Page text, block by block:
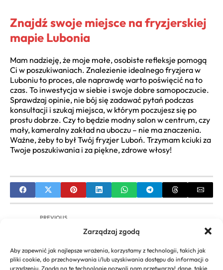
Zarządzaj zgodą
Aby zapewnić jak najlepsze wrażenia, korzystamy z technologii, takich jak
pliki cookie, do przechowywania i/lub uzyskiwania dostępu do informacji o
urządzeniu. Zgoda na te technologie pozwoli nam przetwarzać dane, takie
Znajdź swoje miejsce na fryzjerskiej
mapie Lubonia
Mam nadzieję, że moje małe, osobiste refleksje pomogą
Ci w poszukiwaniach. Znalezienie idealnego fryzjera w
Luboniu to proces, ale naprawdę warto poświęcić na to
czas. To inwestycja w siebie i swoje dobre samopoczucie.
Sprawdzaj opinie, nie bój się zadawać pytań podczas
konsultacji i szukaj miejsca, w którym poczujesz się po
prostu dobrze. Czy to będzie modny salon w centrum, czy
mały, kameralny zakład na uboczu – nie ma znaczenia.
Ważne, żeby to był Twój fryzjer Luboń. Trzymam kciuki za
Twoje poszukiwania i za piękne, zdrowe włosy!
PREVIOUS
Fryzura Mullet Damska: Przewodnik po Trendzie,
NEXT